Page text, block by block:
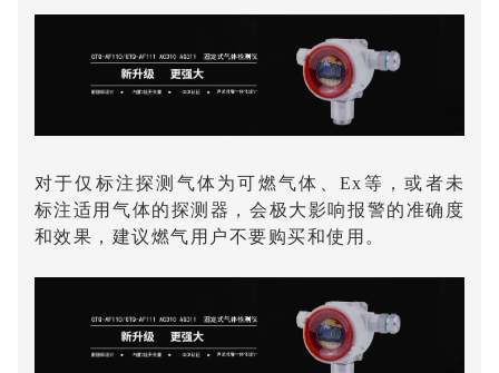
对于仅标注探测气体为可燃气体、Ex等，或者未
标注适用气体的探测器，会极大影响报警的准确度
和效果，建议燃气用户不要购买和使用。